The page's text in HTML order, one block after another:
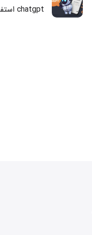
chatgpt استفاده کنیم؟